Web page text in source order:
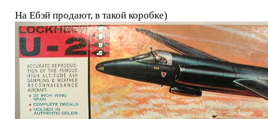
На Ебэй продают, в такой коробке)